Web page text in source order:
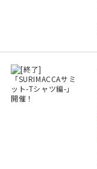
カートを見る